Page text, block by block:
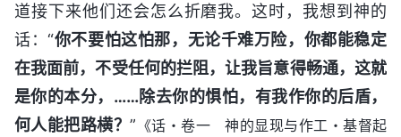
道接下来他们还会怎么折磨我。这时，我想到神的
话：“你不要怕这怕那，无论千难万险，你都能稳定
在我面前，不受任何的拦阻，让我旨意得畅通，这就
是你的本分，……除去你的惧怕，有我作你的后盾，
何人能把路横？” 《话・卷一 神的显现与作工・基督起